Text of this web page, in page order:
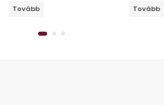
Tovább Tovább